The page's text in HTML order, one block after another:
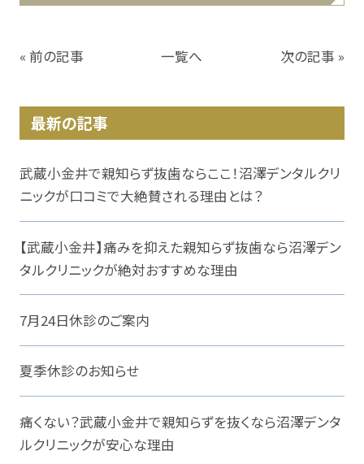
« 前の記事 一覧へ 次の記事 »
最新の記事
武蔵小金井で親知らず抜歯ならここ！沼澤デンタルクリ
ニックが口コミで大絶賛される理由とは？
【武蔵小金井】痛みを抑えた親知らず抜歯なら沼澤デン
タルクリニックが絶対おすすめな理由
7月24日休診のご案内
夏季休診のお知らせ
痛くない？武蔵小金井で親知らずを抜くなら沼澤デンタ
ルクリニックが安心な理由